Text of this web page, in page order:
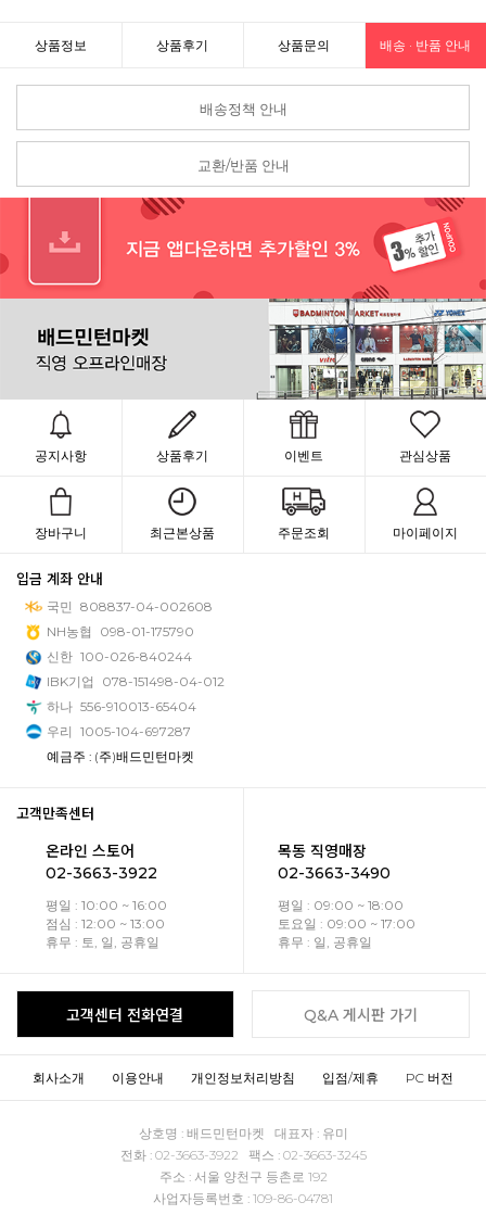
상품정보 상품후기 상품문의 배송 · 반품 안내
배송정책 안내
교환/반품 안내
공지사항 상품후기 이벤트 관심상품
장바구니 최근본상품 주문조회 마이페이지
입금 계좌 안내
국민 808837-04-002608
NH농협
098-01-175790
신한 100-026-840244
IBK기업
078-151498-04-012
하나 556-910013-65404
우리 1005-104-697287
예금주 : (주)배드민턴마켓
고객만족센터
온라인 스토어
02-3663-3922
평일 : 10:00 ~ 16:00
점심 : 12:00 ~ 13:00
휴무 : 토, 일, 공휴일
목동 직영매장
02-3663-3490
평일 : 09:00 ~ 18:00
토요일 : 09:00 ~ 17:00
휴무 : 일, 공휴일
고객센터 전화연결 Q&A 게시판 가기
회사소개 이용안내 개인정보처리방침 입점/제휴 PC 버전
상호명 : 배드민턴마켓 대표자 : 유미
전화 : 02-3663-3922 팩스 : 02-3663-3245
주소 : 서울 양천구 등촌로 192
사업자등록번호 : 109-86-04781